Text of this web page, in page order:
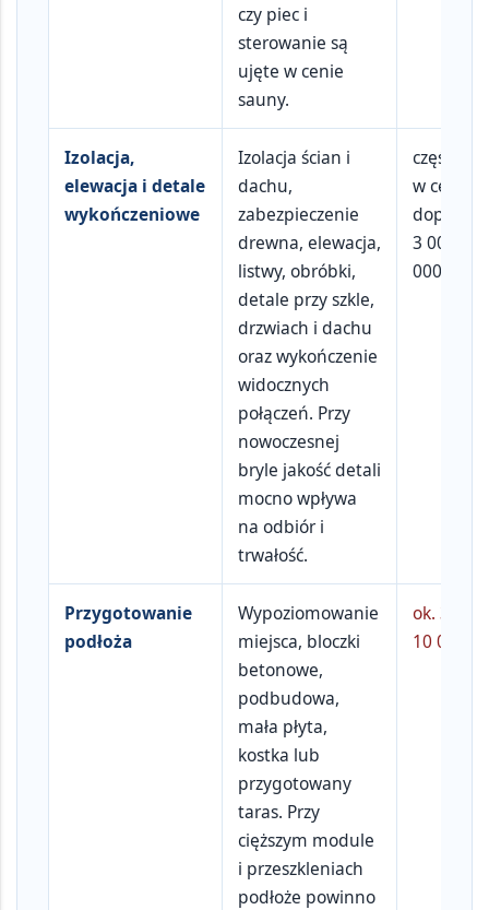
czy piec i
sterowanie są
ujęte w cenie
sauny.
Izolacja,
elewacja i detale
wykończeniowe
Izolacja ścian i
dachu,
zabezpieczenie
drewna, elewacja,
listwy, obróbki,
detale przy szkle,
drzwiach i dachu
oraz wykończenie
widocznych
połączeń. Przy
nowoczesnej
bryle jakość detali
mocno wpływa
na odbiór i
trwałość.
częściowo
w cenie
dopłata
3 000–12
000 zł
Przygotowanie
podłoża
Wypoziomowanie
miejsca, bloczki
betonowe,
podbudowa,
mała płyta,
kostka lub
przygotowany
taras. Przy
cięższym module
i przeszkleniach
podłoże powinno
ok. 3
10 000 zł